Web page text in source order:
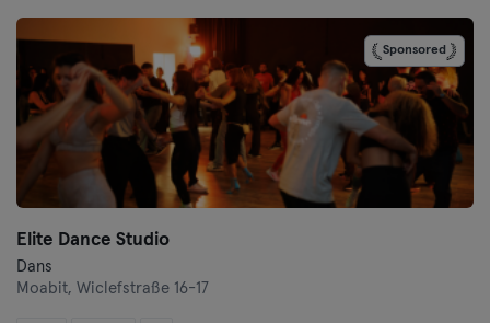
Sponsored
Elite Dance Studio
Dans
Moabit, Wiclefstraße 16-17
Coburg
Cottbus
Darmstadt
Dortmund